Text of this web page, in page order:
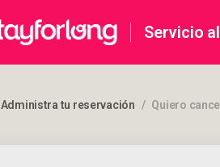
Servicio
Administra tu reservación / Quiero